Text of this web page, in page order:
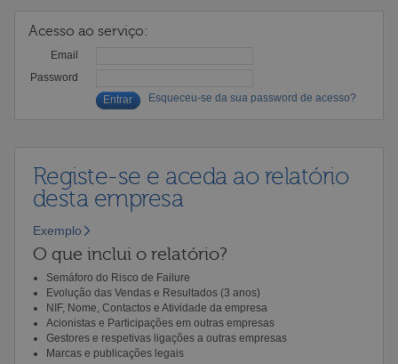
Acesso ao serviço:
Email
Password
Esqueceu-se da sua password de acesso?
Registe-se e aceda ao relatório
desta empresa
Exemplo
O que inclui o relatório?
Semáforo do Risco de Failure
Evolução das Vendas e Resultados (3 anos)
NIF, Nome, Contactos e Atividade da empresa
Acionistas e Participações em outras empresas
Gestores e respetivas ligações a outras empresas
Marcas e publicações legais